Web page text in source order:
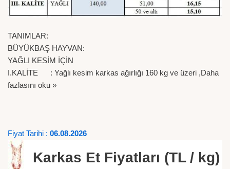
TANIMLAR:
BÜYÜKBAŞ HAYVAN:
YAĞLI KESİM İÇİN
I.KALİTE : Yağlı kesim karkas ağırlığı 160 kg ve üzeri ,Daha
fazlasını oku »
Fiyat Tarihi : 06.08.2026
Karkas Et Fiyatları (TL / kg)